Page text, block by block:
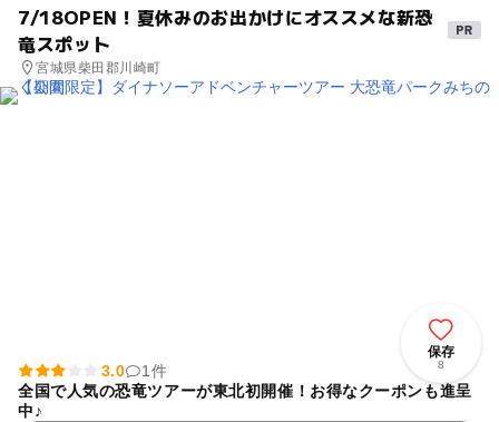
7/18OPEN！夏休みのお出かけにオススメな新恐
竜スポット
宮城県柴田郡川崎町
保存
8
3.0
1件
全国で人気の恐竜ツアーが東北初開催！お得なクーポンも進呈
中♪